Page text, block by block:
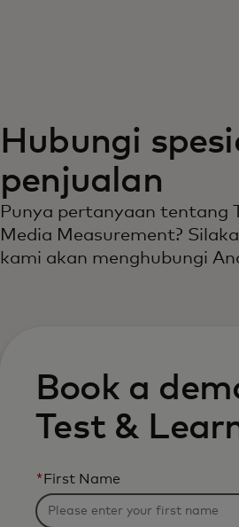
Untuk dunia
Untuk inovator
Berita dan tren
Hubungi
penjualan
Punya pertanyaan tentang
Media Measurement?
kami akan menghubungi
Book a
Test &
* First Name